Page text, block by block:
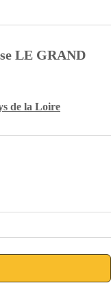
LE GRAND
de la Loire